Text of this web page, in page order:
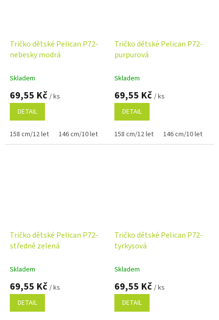
Tričko dětské Pelican P72-
nebesky modrá
Skladem
69,55 Kč / ks
DETAIL
158 cm/12 let 146 cm/10 let 122 cm/6 let 134 cm/8 let 110
Tričko dětské Pelican P72-
purpurová
Skladem
69,55 Kč / ks
DETAIL
158 cm/12 let 146 cm/10 let
Tričko dětské Pelican P72-
středně zelená
Skladem
69,55 Kč / ks
DETAIL
Tričko dětské Pelican P72-
tyrkysová
Skladem
69,55 Kč / ks
DETAIL